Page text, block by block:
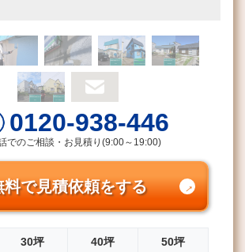
0120-938-446
でのご相談・お見積り(9:00～19:00)
料で見積依頼をする
30坪 40坪 50坪